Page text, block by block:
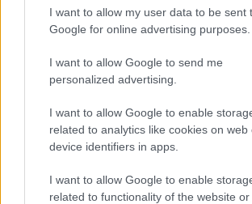
I want to allow my user data to be sent
Google for online advertising purposes.
I want to allow Google to send me
personalized advertising.
I want to allow Google to enable
related to analytics like cookies on web
device identifiers in apps.
I want to allow Google to enable
related to functionality of the website or
Dizionario dei Sogni – R
Dizionario dei Sogni – T
Dizionario dei Sogni – U
Dizionario dei Sogni – V
Dizionario dei Sogni – Z